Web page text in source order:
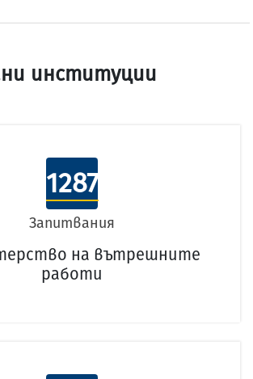
институции
1287
Запитвания
на вътрешните
работи